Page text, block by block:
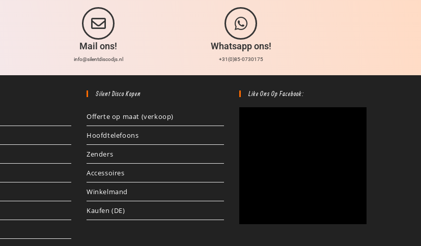
Mail ons!
info@silentdiscodjs.nl
Whatsapp ons!
+31(0)85-0730175
Silent Disco Kopen
Offerte op maat (verkoop)
Hoofdtelefoons
Zenders
Accessoires
Winkelmand
Kaufen (DE)
Like Ons Op Facebook: